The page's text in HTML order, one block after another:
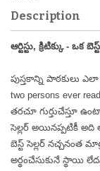
Description
ఆర్టిస్టు, క్రిటిక్కు - ఒక
పుస్తకాన్ని పాఠకులు
two persons ever
తరచూ గుర్తుచేస్తూ
సెల్లర్ అయినప్పటికీ
బెస్ట్ సెల్లర్ నచ్చనంత
అర్థంచేసుకునే స్థాయి